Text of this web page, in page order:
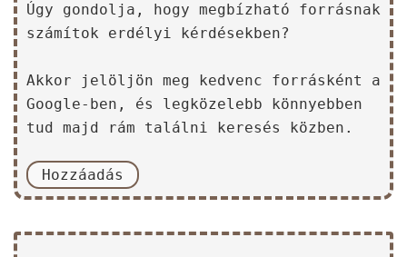
Úgy gondolja, hogy megbízható forrásnak
számítok erdélyi kérdésekben?
Akkor jelöljön meg kedvenc forrásként a
Google-ben, és legközelebb könnyebben
tud majd rám találni keresés közben.
Hozzáadás